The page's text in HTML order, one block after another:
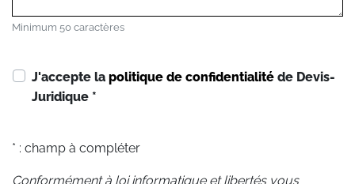
Minimum 50 caractères
J'accepte la politique de confidentialité de Devis-
Juridique *
* : champ à compléter
Conformément à loi informatique et libertés vous